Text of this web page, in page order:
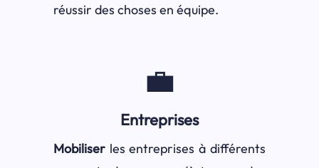
réussir des choses en équipe.
‍💼
Entreprises
Mobiliserles entreprises à différents